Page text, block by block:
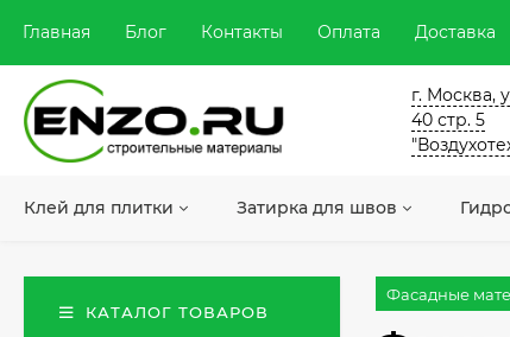
Главная Блог Контакты Оплата Доставка
г. Москва,
40 стр. 5
Клей для плитки Затирка для швов
Фасадные
КАТАЛОГ ТОВАРОВ